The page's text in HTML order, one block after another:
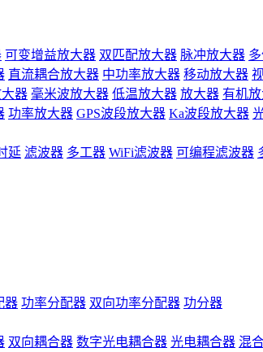
可变增益放大器 双匹配放大器 脉冲放大器
直流耦合放大器 中功率放大器 移动放大器
器 毫米波放大器 低温放大器 放大器 有机
功率放大器 GPS波段放大器 Ka波段放大器
延 滤波器 多工器 WiFi滤波器 可编程滤波器
器 功率分配器 双向功率分配器 功分器
双向耦合器 数字光电耦合器 光电耦合器 混